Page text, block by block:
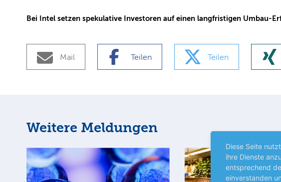
Bei Intel setzen spekulative Investoren auf einen langfristigen Umbau-
Mail Teilen Teilen
Weitere Meldungen
Diese Seite
ihre Dienste
entsprechend
einverstanden